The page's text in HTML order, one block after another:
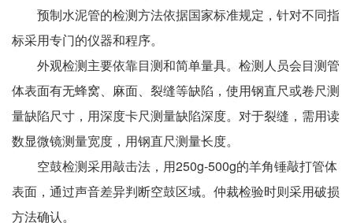
预制水泥管的检测方法依据国家标准规定，针对不同指
标采用专门的仪器和程序。
外观检测主要依靠目测和简单量具。检测人员会目测管
体表面有无蜂窝、麻面、裂缝等缺陷，使用钢直尺或卷尺测
量缺陷尺寸，用深度卡尺测量缺陷深度。对于裂缝，需用读
数显微镜测量宽度，用钢直尺测量长度。
空鼓检测采用敲击法，用250g-500g的羊角锤敲打管体
表面，通过声音差异判断空鼓区域。仲裁检验时则采用破损
方法确认。